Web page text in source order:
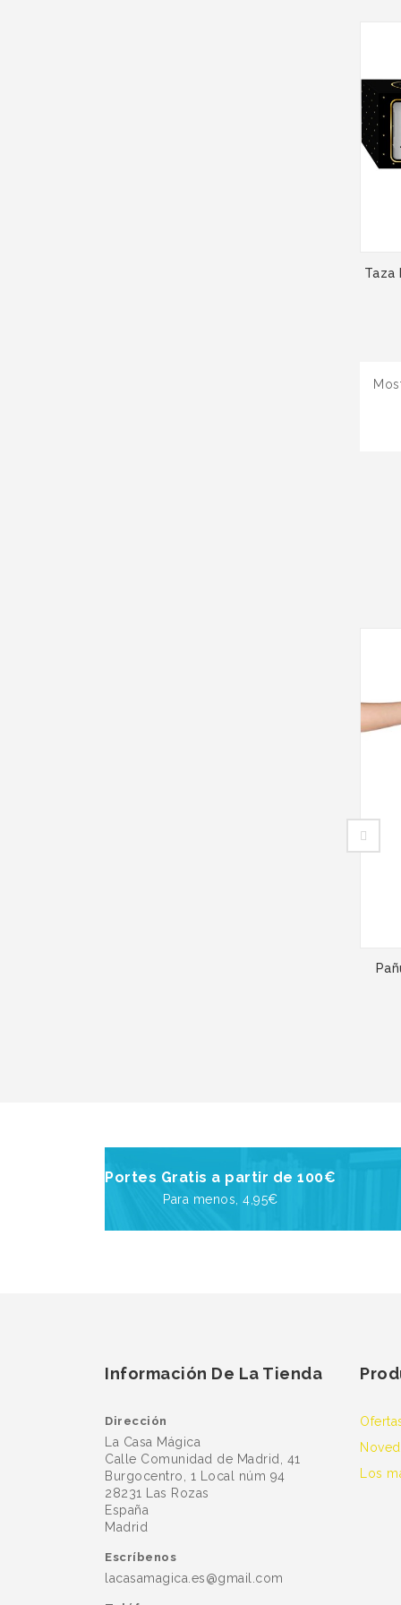
Taza
Portes Gratis a partir de 100€
Para menos, 4,95€
Información De La Tienda
Dirección
La Casa Mágica
Calle Comunidad de Madrid, 41
Burgocentro, 1 Local núm 94
28231 Las Rozas
España
Madrid
Escríbenos
lacasamagica.es@gmail.com
Los